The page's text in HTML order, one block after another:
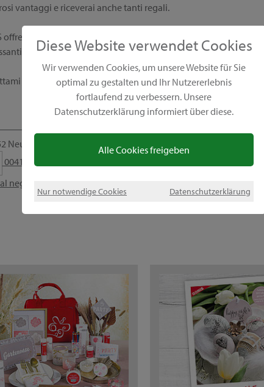
Diese Website verwendet Cookies
Wir verwenden Cookies, um unsere Website für Sie
optimal zu gestalten und Ihr Nutzererlebnis
fortlaufend zu verbessern. Unsere
Datenschutzerklärung informiert über diese.
Alle Cookies freigeben
Nur notwendige Cookies Datenschutzerklärung
vantaggi e riceverai anche tanti regali.
offre anche un modello di business unico. Diventa consulente
concorsi fantastici e un lavoro flessibile che ti consente di
direttamente, e sarò lieta di rispondere alle tue domande. A
Neu St. Johann, Schweiz
0041 79 5615707
negozio GONIS